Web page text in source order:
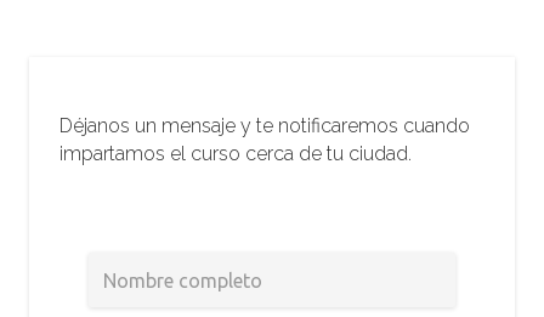
Déjanos un mensaje y te notificaremos cuando
impartamos el curso cerca de tu ciudad.